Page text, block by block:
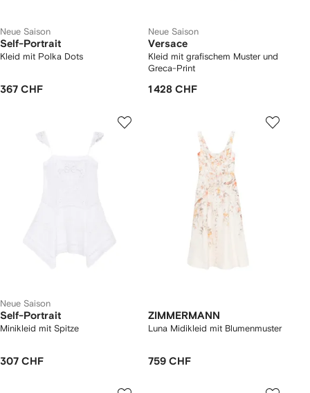
Neue Saison
Self-Portrait
Kleid mit Polka Dots
367 CHF
Neue Saison
Versace
Kleid mit grafischem Muster und
Greca-Print
1 428 CHF
Neue Saison
Self-Portrait
Minikleid mit Spitze
307 CHF
ZIMMERMANN
Luna Midikleid mit Blumenmuster
759 CHF